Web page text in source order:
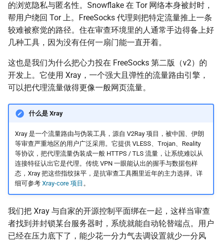
的浏览隐私与匿名性。Snowflake 在 Tor 网络本身被封时，
帮用户绕回 Tor 上。FreeSocks 代理则把特定流量推上一条
较难被察觉的路径。住在审查环境里的人通常手边得备上好
几种工具，因为没有任何一扇门能一直开着。
这也是我们为什么把心力投在 FreeSocks 第二版（v2）的
开发上。它使用 Xray，一个强大且弹性的流量路由引擎，
可以把代理流量做得更像一般网页流量。
什么是 Xray
Xray 是一个流量路由与伪装工具，源自 V2Ray 项目，被中国、伊朗
等审查严重地区的用户广泛采用。它提供 VLESS、Trojan、Reality
等协议，把代理流量伪装成一般 HTTPS / TLS 流量，让系统难以从
连接特征认出它是代理。传统 VPN 一眼能认出的握手与数据包样
态，Xray 把这些指纹抹平，是抗审查工具圈里近年的主力选择。详
细可参考 Xray-core 项目 。
我们把 Xray 与自家的开源控制平面绑在一起，这样当审查
者找到并封锁某台服务器时，系统就能自动轮替端点。用户
已经在压力底下了，能少花一分力气去调设置就少一分风